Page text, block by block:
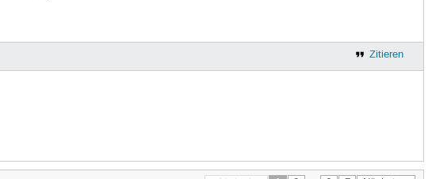
Zitieren